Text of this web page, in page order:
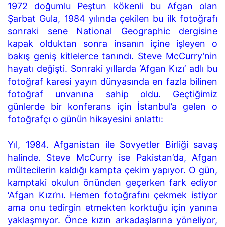
1972 doğumlu Peştun kökenli bu Afgan olan
Şarbat Gula, 1984 yılında çekilen bu ilk fotoğrafı
sonraki sene National Geographic dergisine
kapak olduktan sonra insanın içine işleyen o
bakış geniş kitlelerce tanındı. Steve McCurry’nin
hayatı değişti. Sonraki yıllarda ‘Afgan Kızı’ adlı bu
fotoğraf karesi yayın dünyasında en fazla bilinen
fotoğraf unvanına sahip oldu. Geçtiğimiz
günlerde bir konferans için İstanbul’a gelen o
fotoğrafçı o günün hikayesini anlattı:
Yıl, 1984. Afganistan ile Sovyetler Birliği savaş
halinde. Steve McCurry ise Pakistan’da, Afgan
mültecilerin kaldığı kampta çekim yapıyor. O gün,
kamptaki okulun önünden geçerken fark ediyor
‘Afgan Kızı’nı. Hemen fotoğrafını çekmek istiyor
ama onu tedirgin etmekten korktuğu için yanına
yaklaşmıyor. Önce kızın arkadaşlarına yöneliyor,